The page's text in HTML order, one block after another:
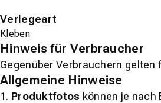
Verlegeart
Kleben
Hinweis für Verbraucher
Gegenüber Verbrauchern
Allgemeine Hinweise
1. Produktfotos können je nach